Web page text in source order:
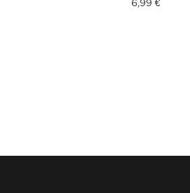
6,99 €